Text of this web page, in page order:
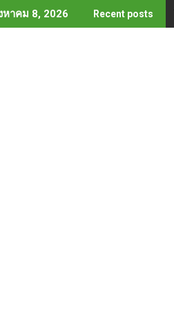
หาคม 8, 2026 Recent posts